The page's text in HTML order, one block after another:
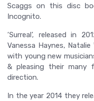
Scaggs on this disc
Incognito.
‘Surreal’, released in
Vanessa Haynes,
with young new
& pleasing their many
direction.
In the year 2014 they